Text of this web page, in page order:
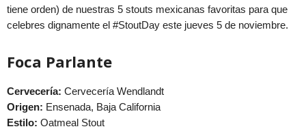
tiene orden) de nuestras 5 stouts mexicanas favoritas para que
celebres dignamente el #StoutDay este jueves 5 de noviembre.
Foca Parlante
Cervecería: Cervecería Wendlandt
Origen: Ensenada, Baja California
Estilo: Oatmeal Stout